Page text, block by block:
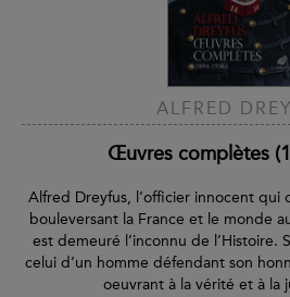
ALFRED
Œuvres complètes
Alfred Dreyfus, l’officier innocent qui
bouleversant la France et le monde
est demeuré l’inconnu de l’Histoire.
celui d’un homme défendant son
oeuvrant à la vérité et à la